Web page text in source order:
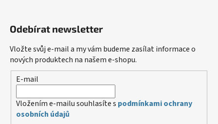
Odebírat newsletter
Vložte svůj e-mail a my vám budeme zasílat informace o
nových produktech na našem e-shopu.
E-mail
Vložením e-mailu souhlasíte s podmínkami ochrany
osobních údajů